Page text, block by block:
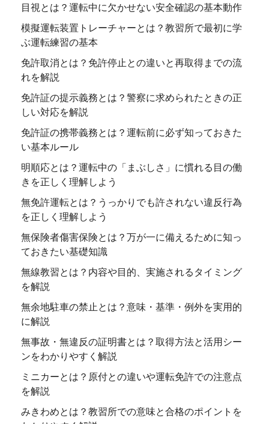
目視とは？運転中に欠かせない安全確認の基本動作
模擬運転装置トレーチャーとは？教習所で最初に学
ぶ運転練習の基本
免許取消とは？免許停止との違いと再取得までの流
れを解説
免許証の提示義務とは？警察に求められたときの正
しい対応を解説
免許証の携帯義務とは？運転前に必ず知っておきた
い基本ルール
明順応とは？運転中の「まぶしさ」に慣れる目の働
きを正しく理解しよう
無免許運転とは？うっかりでも許されない違反行為
を正しく理解しよう
無保険者傷害保険とは？万が一に備えるために知っ
ておきたい基礎知識
無線教習とは？内容や目的、実施されるタイミング
を解説
無余地駐車の禁止とは？意味・基準・例外を実用的
に解説
無事故・無違反の証明書とは？取得方法と活用シー
ンをわかりやすく解説
ミニカーとは？原付との違いや運転免許での注意点
を解説
みきわめとは？教習所での意味と合格のポイントを